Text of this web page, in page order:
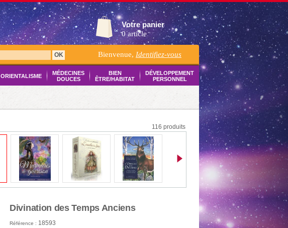
Votre panier
0 article
OK Bienvenue, Identifiez-vous
ORIENTALISME
MÉDECINES
DOUCES
BIEN
ÊTRE/HABITAT
DÉVELOPPEMENT
PERSONNEL
116 produits
Divination des Temps Anciens
Référence : 18593